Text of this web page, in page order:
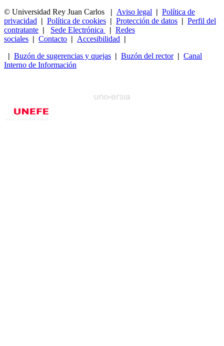
© Universidad Rey Juan Carlos
| Aviso legal | Política de
privacidad | Política de cookies | Protección de datos | Perfil del
contratante | Sede Electrónica | Redes
sociales | Contacto | Accesibilidad |
| Buzón de sugerencias y quejas | Buzón del rector| Canal
Interno de Información